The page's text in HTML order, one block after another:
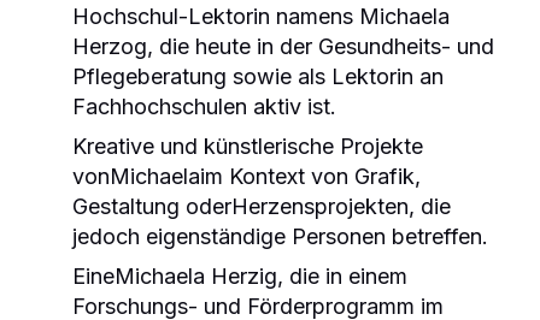
Hochschul-Lektorin namens Michaela
Herzog, die heute in der Gesundheits- und
Pflegeberatung sowie als Lektorin an
Fachhochschulen aktiv ist.
Kreative und künstlerische Projekte
vonMichaelaim Kontext von Grafik,
Gestaltung oderHerzensprojekten, die
jedoch eigenständige Personen betreffen.
EineMichaela Herzig, die in einem
Forschungs- und Förderprogramm im